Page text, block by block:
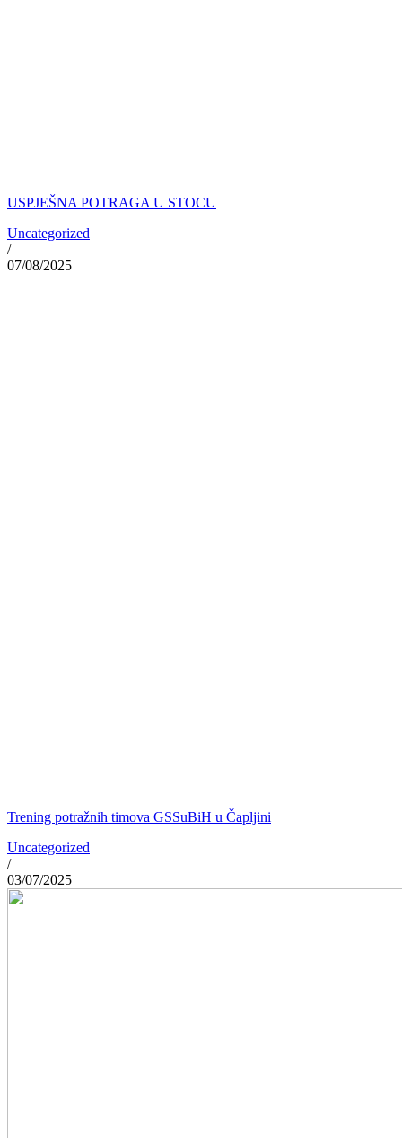
USPJEŠNA POTRAGA U STOCU
Uncategorized
/
07/08/2025
Trening potražnih timova GSSuBiH u Čapljini
Uncategorized
/
03/07/2025